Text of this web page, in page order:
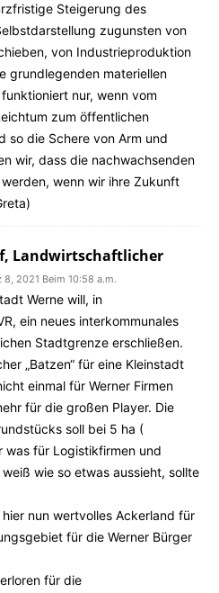
Steigerung des
zugunsten von
von Industrieproduktion
grundlegenden materiellen
nur, wenn vom
zum öffentlichen
so die Schere von Arm und
wir, dass die nachwachsenden
wenn wir ihre Zukunft
Landwirtschaftlicher
8, 2021 Beim 10:58 a.m.
Werne will, in
ein neues interkommunales
Stadtgrenze erschließen.
„Batzen“ für eine Kleinstadt
einmal für Werner Firmen
für die großen Player. Die
soll bei 5 ha (
was für Logistikfirmen und
wie so etwas aussieht, sollte
nun wertvolles Ackerland für
für die Werner Bürger
für die